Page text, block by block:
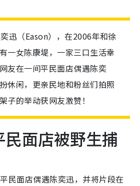
迅（Eason），在2006年和徐
一女陈康堤，一家三口生活幸
友在一间平民面店偶遇陈奕
休闲，更亲民地和粉丝们拍照
子的举动获网友激赞！
民面店被野生捕
民面店偶遇陈奕迅，并将片段在